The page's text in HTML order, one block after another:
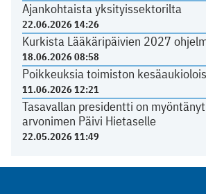
Ajankohtaista yksityissektorilta
22.06.2026 14:26
Kurkista Lääkäripäivien 2027
18.06.2026 08:58
Poikkeuksia toimiston
11.06.2026 12:21
Tasavallan presidentti on
arvonimen Päivi Hietaselle
22.05.2026 11:49